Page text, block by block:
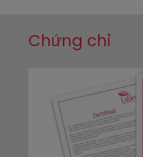
Chứng chỉ